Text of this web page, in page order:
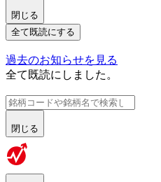
閉じる
全て既読にする
過去のお知らせを見る
全て既読にしました。
閉じる